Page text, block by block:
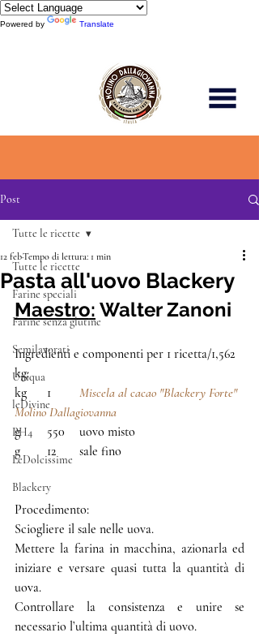
Powered by Translate
Post
Tutte le ricette
Farine speciali
Farine senza glutine
Semilavorati
Uniqua
leDivine
PH4
LeDolcissime
Blackery
Tutte le ricette
Pasta all'uovo Blackery
12 febTempo di lettura: 1 min
Maestro: Walter Zanoni
Ingredienti e componenti per 1 ricetta/1,562
kg:
Miscela al cacao "Blackery Forte"
Molino Dallagiovanna
g	550	uovo misto
g	12	sale fino
Procedimento:
Sciogliere il sale nelle uova.
Mettere la farina in macchina, azionarla ed
iniziare e versare quasi tutta la quantità di
uova.
Controllare la consistenza e unire se
necessario l’ultima quantità di uovo.